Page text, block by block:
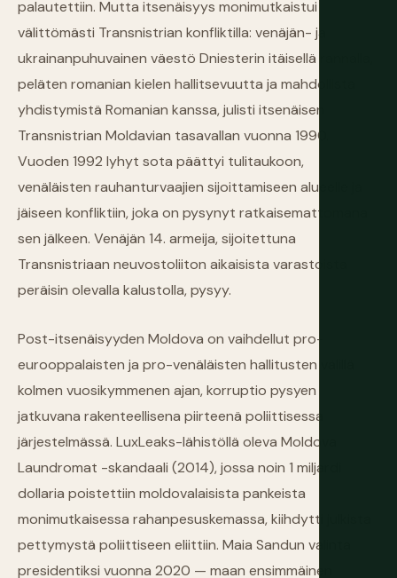
palautettiin. Mutta itsenäisyys monimutkaistui
välittömästi Transnistrian konfliktilla: venäjän- ja
ukrainanpuhuvainen väestö Dniesterin itäisellä rannalla,
peläten romanian kielen hallitsevuutta ja mahdollista
yhdistymistä Romanian kanssa, julisti itsenäisen
Transnistrian Moldavian tasavallan vuonna 1990.
Vuoden 1992 lyhyt sota päättyi tulitaukoon,
venäläisten rauhanturvaajien sijoittamiseen alueelle ja
jäiseen konfliktiin, joka on pysynyt ratkaisemattomana
sen jälkeen. Venäjän 14. armeija, sijoitettuna
Transnistriaan neuvostoliiton aikaisista varastoista
peräisin olevalla kalustolla, pysyy.
Post-itsenäisyyden Moldova on vaihdellut pro-
eurooppalaisten ja pro-venäläisten hallitusten välillä
kolmen vuosikymmenen ajan, korruptio pysyen
jatkuvana rakenteellisena piirteenä poliittisessa
järjestelmässä. LuxLeaks-lähistöllä oleva Moldova
Laundromat -skandaali (2014), jossa noin 1 miljardi
dollaria poistettiin moldovalaisista pankeista
monimutkaisessa rahanpesuskemassa, kiihdytti julkista
pettymystä poliittiseen eliittiin. Maia Sandun valinta
presidentiksi vuonna 2020 — maan ensimmäinen